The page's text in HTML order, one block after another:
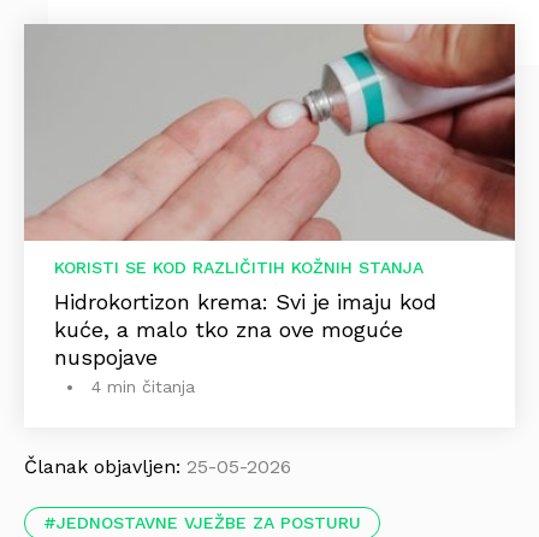
KORISTI SE KOD RAZLIČITIH KOŽNIH STANJA
Hidrokortizon krema: Svi je imaju kod
kuće, a malo tko zna ove moguće
nuspojave
4 min čitanja
Članak objavljen: 25-05-2026
JEDNOSTAVNE VJEŽBE ZA POSTURU